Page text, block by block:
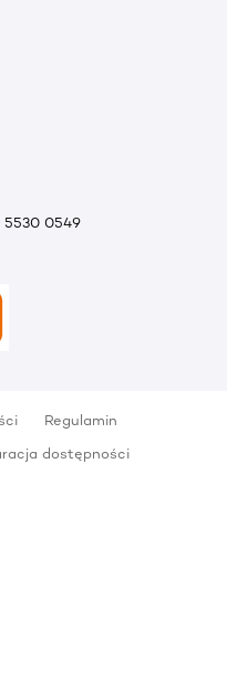
5530 0549
Regulamin
dostępności